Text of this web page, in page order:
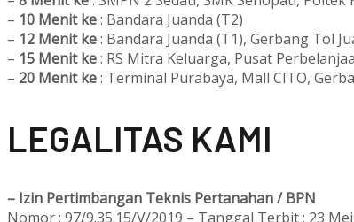
– 10 Menit ke: Bandara Juanda (T2)
– 12 Menit ke: Bandara Juanda (T1), Gerbang Tol
– 15 Menit ke: RS Mitra Keluarga, Pusat
– 20 Menit ke: Terminal Purabaya, Mall CITO,
LEGALITAS KAMI
– Izin Pertimbangan Teknis Pertanahan / BPN
Nomor : 97/9.35.15/V/2019 – Tanggal Terbit : 23